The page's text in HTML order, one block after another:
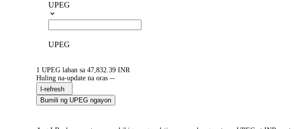
UPEG
UPEG
1 UPEG laban sa 47,832.39 INR
Huling na-update na oras --
I-refresh
Bumili ng UPEG ngayon